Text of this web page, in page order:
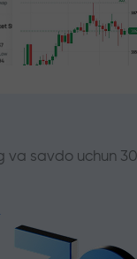
va savdo uchun